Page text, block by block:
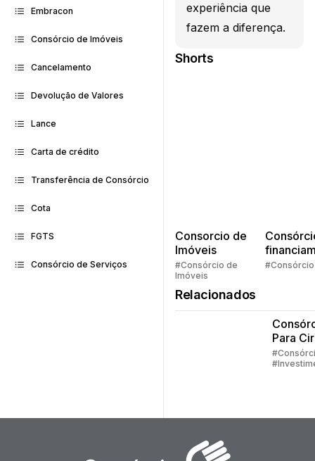
Embracon
Consórcio de Imóveis
Cancelamento
Devolução de Valores
Lance
Carta de crédito
Transferência de Consórcio
Cota
FGTS
Consórcio de Serviços
experiência que
fazem a diferença.
Shorts
Consorcio de
Imóveis
#Consórcio de
Imóveis
Quem
#Consórcio
Relacionados
Para
Plástica
Imóveis